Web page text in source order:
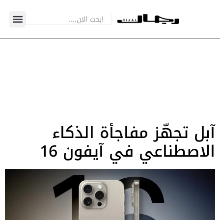
آبل تجهّز مفاجأة الذكاء
الاصطناعي في آيفون 16